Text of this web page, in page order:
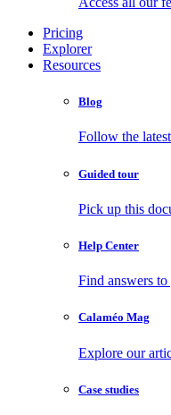
Pricing
Explorer
Resources
Blog
Follow the
Guided tour
Pick up this
Help Center
Find answers
Calaméo Mag
Explore our
Case studies